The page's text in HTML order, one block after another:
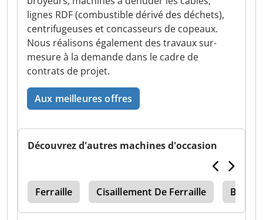
lignes RDF (combustible dérivé des déchets),
centrifugeuses et concasseurs de copeaux.
Nous réalisons également des travaux sur-
mesure à la demande dans le cadre de
contrats de projet.
Aux meilleures offres
Découvrez d'autres machines d'occasion
Ferraille Cisaillement De Ferraille